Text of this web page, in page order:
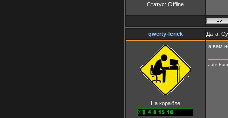
Статус: Offline
qwerty-lerick Дата:
На корабле
а вам
Jate